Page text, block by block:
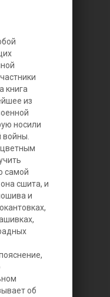
книга
из
носили
войны.
самой
сшита, и
и
об